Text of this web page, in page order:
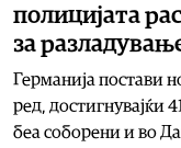
полицијата
за
Германија постави
ред, достигнувајќи
беа соборени и во